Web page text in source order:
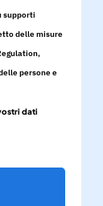
supporti
delle misure
persone e
dati